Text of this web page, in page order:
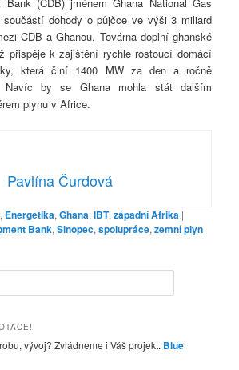
Bank (CDB) jménem Ghana National Gas
součástí dohody o půjčce ve výši 3 miliard
CDB a Ghanou. Továrna doplní ghanské
přispěje k zajištění rychle rostoucí domácí
která činí 1400 MW za den a ročně
by se Ghana mohla stát dalším
plynu v Africe.
Pavlína Čurdová
, Energetika,Ghana,IBT,západní Afrika |
Bank,Sinopec,spolupráce,zemní plyn
vývoj? Zvládneme i Váš projekt. Blue